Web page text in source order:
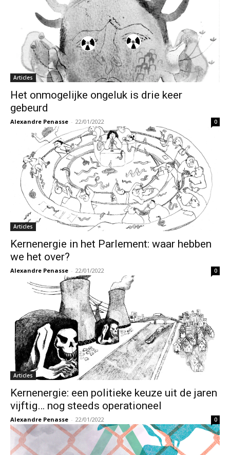
Articles
Het onmogelijke ongeluk is drie keer
gebeurd
Alexandre Penasse - 22/01/2022 0
Articles
Kernenergie in het Parlement: waar hebben
we het over?
Alexandre Penasse - 22/01/2022 0
Articles
Kernenergie: een politieke keuze uit de jaren
vijftig… nog steeds operationeel
Alexandre Penasse - 22/01/2022 0